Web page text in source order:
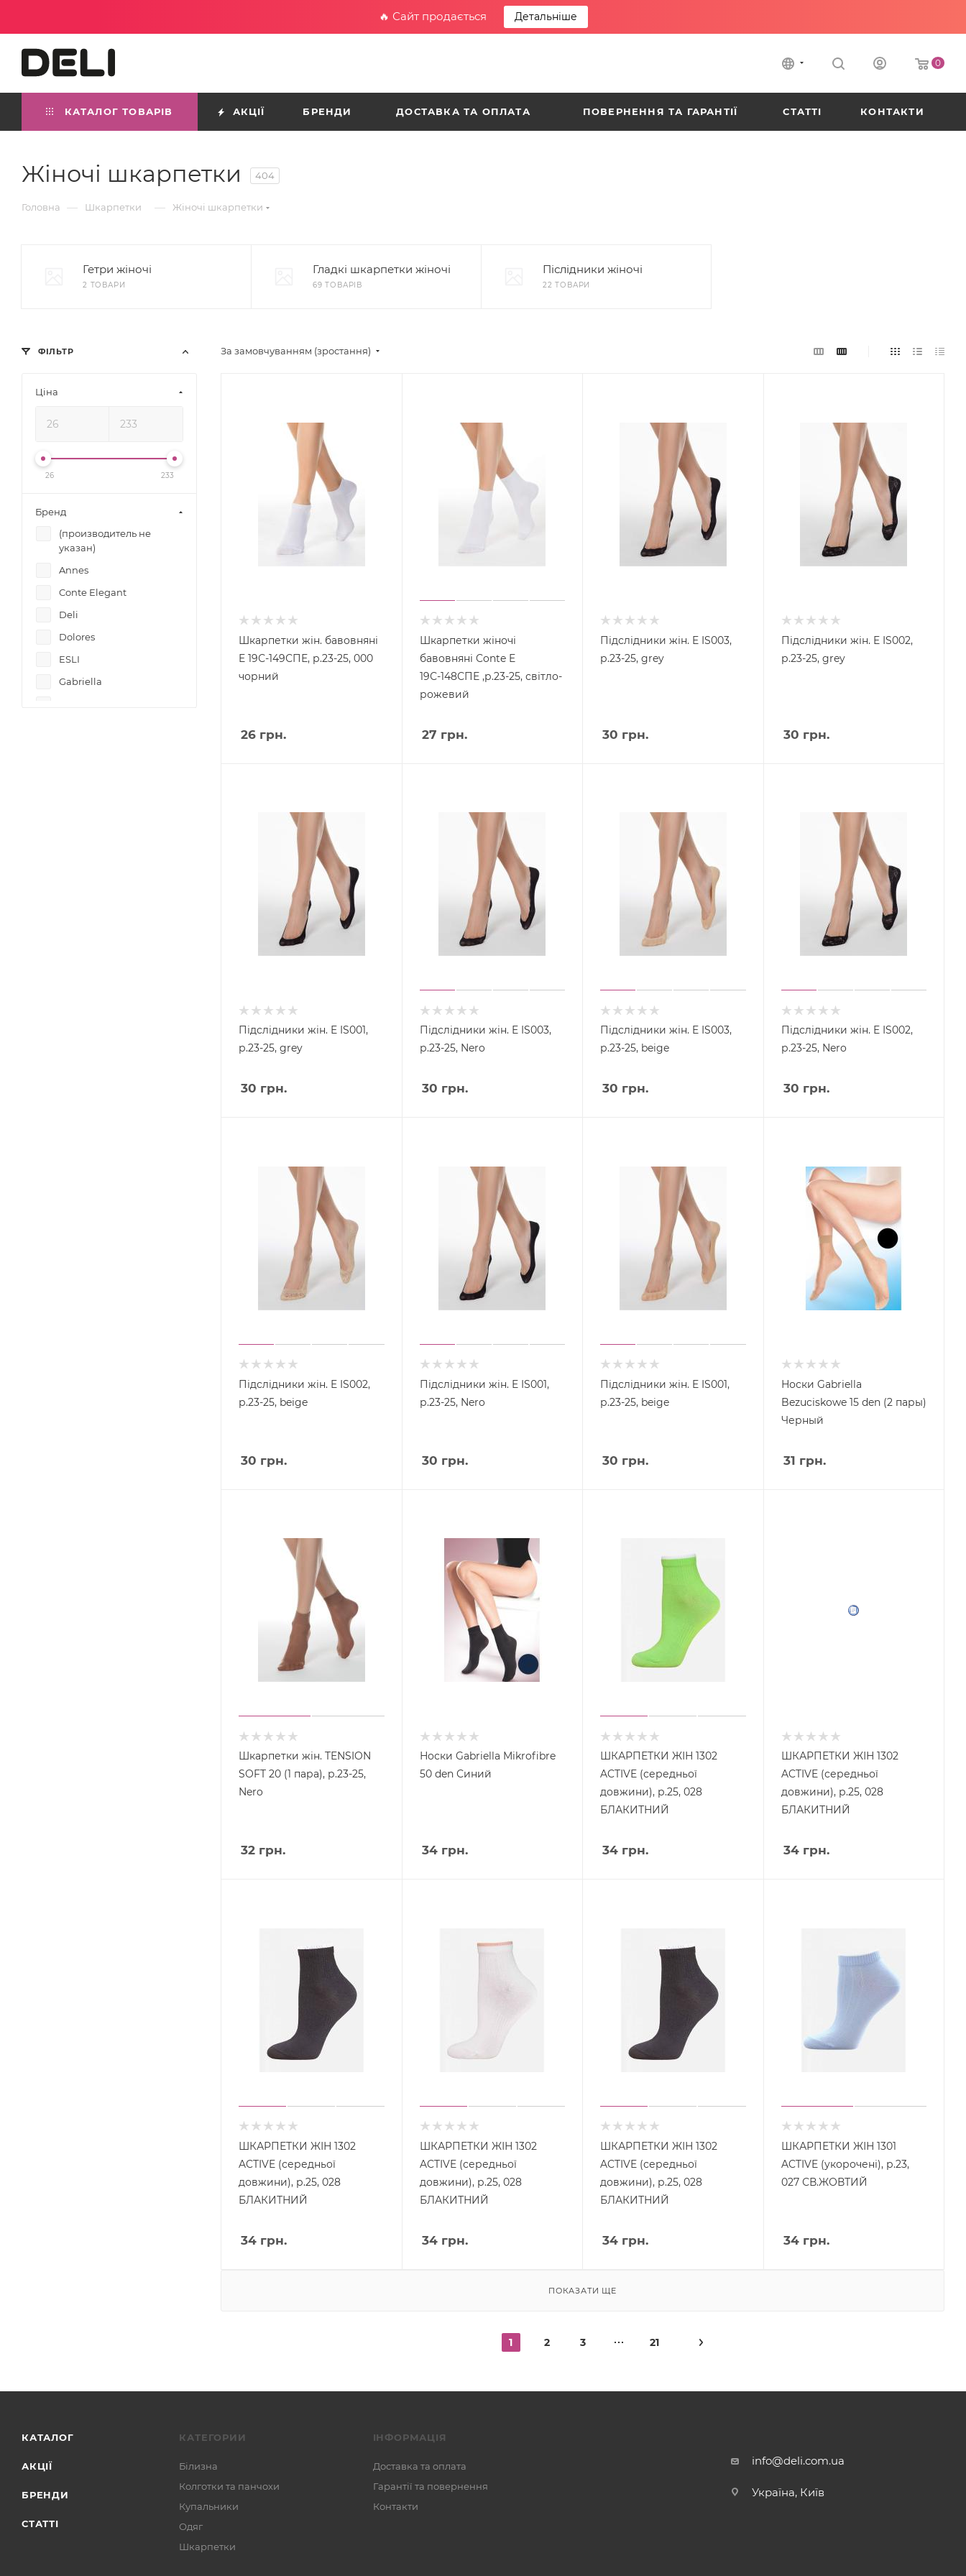
🔥 Сайт продається Детальніше
0
КАТАЛОГ ТОВАРІВ АКЦІЇ БРЕНДИ ДОСТАВКА ТА ОПЛАТА ПОВЕРНЕННЯ ТА ГАРАНТІЇ СТАТТІ КОНТАКТИ
Жіночі шкарпетки 404
Головна — Шкарпетки — Жіночі шкарпетки
Гетри жіночі
2 ТОВАРИ
Гладкі шкарпетки жіночі
69 ТОВАРІВ
Післідники жіночі
22 ТОВАРИ
За замовчуванням (зростання)
Шкарпетки жін. бавовняні
E 19С-149СПЕ, р.23-25, 000
чорний
26 грн.
Шкарпетки жіночі
бавовняні Conte E
19С-148СПЕ ,р.23-25, світло-
рожевий
27 грн.
Підслідники жін. E IS003,
р.23-25, grey
30 грн.
Підслідники жін. E IS002,
р.23-25, grey
30 грн.
Підслідники жін. E IS001,
р.23-25, grey
30 грн.
Підслідники жін. E IS003,
р.23-25, Nero
30 грн.
Підслідники жін. E IS003,
р.23-25, beige
30 грн.
Підслідники жін. E IS002,
р.23-25, Nero
30 грн.
Підслідники жін. E IS002,
р.23-25, beige
30 грн.
Підслідники жін. E IS001,
р.23-25, Nero
30 грн.
Підслідники жін. E IS001,
р.23-25, beige
30 грн.
Носки Gabriella
Bezuciskowe 15 den (2 пары)
Черный
31 грн.
Шкарпетки жін. TENSION
SOFT 20 (1 пара), р.23-25,
Nero
32 грн.
Носки Gabriella Mikrofibre
50 den Синий
34грн.
ШКАРПЕТКИ ЖІН 1302
ACTIVE (середньої
довжини), р.25, 028
БЛАКИТНИЙ
34 грн.
ШКАРПЕТКИ ЖІН 1302
ACTIVE (середньої
довжини), р.25, 028
БЛАКИТНИЙ
34грн.
ШКАРПЕТКИ ЖІН 1302
ACTIVE (середньої
довжини), р.25, 028
БЛАКИТНИЙ
34 грн.
ШКАРПЕТКИ ЖІН 1302
ACTIVE (середньої
довжини), р.25, 028
БЛАКИТНИЙ
34грн.
ШКАРПЕТКИ ЖІН 1302
ACTIVE (середньої
довжини), р.25, 028
БЛАКИТНИЙ
34 грн.
ШКАРПЕТКИ ЖІН 1301
ACTIVE (укорочені), р.23,
027 СВ.ЖОВТИЙ
34грн.
ПОКАЗАТИ ЩЕ
1 2 3 21
ФІЛЬТР
Ціна
26 233
Бренд
(производитель не
указан)
Annes
Conte Elegant
Deli
Dolores
ESLI
Gabriella
КАТАЛОГ
АКЦІЇ
БРЕНДИ
СТАТТІ
КАТЕГОРИИ
Білизна
Колготки та панчохи
Купальники
Одяг
Шкарпетки
ІНФОРМАЦІЯ
Доставка та оплата
Гарантії та повернення
Контакти
info@deli.com.ua
Україна, Київ